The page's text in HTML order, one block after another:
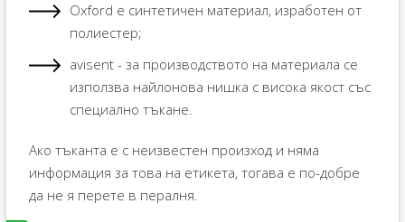
Oxford е синтетичен материал, изработен от
полиестер;
avisent - за производството на материала се
използва найлонова нишка с висока якост със
специално тъкане.
Ако тъканта е с неизвестен произход и няма
информация за това на етикета, тогава е по-добре
да не я перете в пералня.